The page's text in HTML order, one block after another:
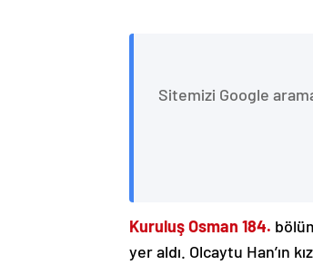
Sitemizi Google
Kuruluş Osman 184.
yer aldı. Olcaytu Han’ın